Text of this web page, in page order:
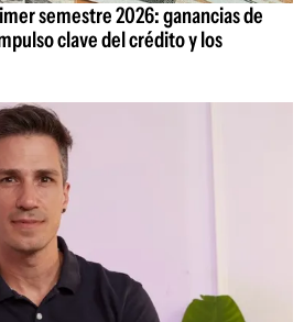
semestre 2026: ganancias de
clave del crédito y los